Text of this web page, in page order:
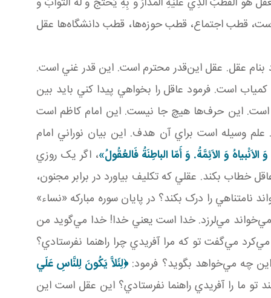
قطب اجتماع، قطب حوزه‌ها، قطب دانشگاه‌ها عقل
بنام عقل. عقل اين‌قدر محترم است. اين قدر غني است.
است. فرمود عاقل را بخواهي پيدا کني بايد بين
است. اين حرف‌ها هيچ جا نيست. اين امام کاظم است
وسيله است براي آن هدف. اين بيان نوراني امام
وَ الاَئِمَّةُ. وَ أَمّا الباطِنَةُ فَالعُقُولُ»، اگر يک روزي
خطاب بکند. عقلي که تکليف بياورد در برابر مجنون،
را درک بکند؟ در پايان سوره مبارکه «نساء»
مي‌خواند مي‌لرزد. خدا است يعني خدا! خدا مي‌گويد من
مي‌کرد مي‌گفت تو که مرا آفريدي چرا راهنما نفرستادي؟
اين چه مي‌خواهد بگويد؟ فرمود:﴿لِئَلاَّ يَكُونَ لِلنَّاسِ عَلَي
ما را آفريدي راهنما نفرستادي؟ اين عقل است اين